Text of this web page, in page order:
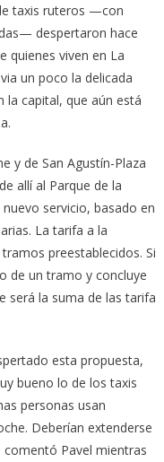
taxis ruteros —con
despertaron hace
quienes viven en La
un poco la delicada
la capital, que aún está
y de San Agustín-Plaza
allí al Parque de la
servicio, basado en
La tarifa a la
preestablecidos. Si
de un tramo y concluye
será la suma de las tarifa
esta propuesta,
bueno lo de los taxis
personas usan
Deberían extenderse
Pavel mientras